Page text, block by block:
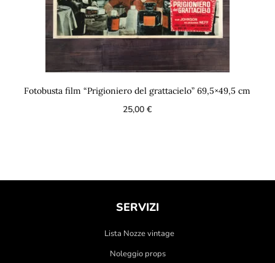
Fotobusta film “Prigioniero del grattacielo” 69,5×49,5 cm
25,00€
SERVIZI
Lista Nozze vintage
Noleggio props